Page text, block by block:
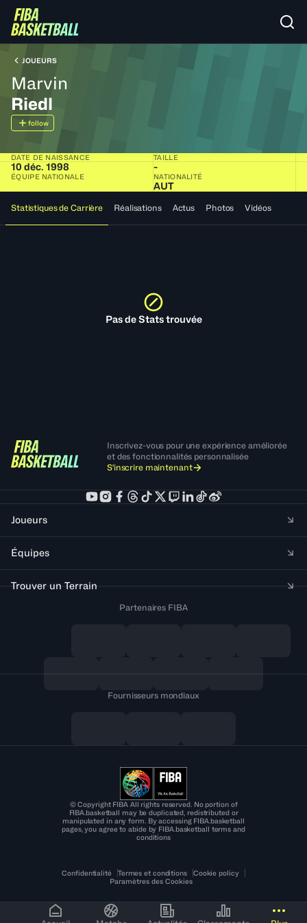
JOUEURS
Marvin
Riedl
follow
DATE DE NAISSANCE
10 déc. 1998
TAILLE
-
ÉQUIPE NATIONALE NATIONALITÉ
AUT
Statistiques de Carrière Réalisations Actus Photos Vidéos
Pas de Stats trouvée
Inscrivez-vous pour une expérience améliorée
et des fonctionnalités personnalisée
S'inscrire maintenant
Joueurs
Équipes
Trouver un Terrain
Partenaires FIBA
Fournisseurs mondiaux
© Copyright FIBA All rights reserved. No portion of
FIBA.basketball may be duplicated, redistributed or
manipulated in any form. By accessing FIBA.basketball
pages, you agree to abide by FIBA.basketball terms and
conditions
Confidentialité Termes et conditions
Cookie policy
Paramètres des Cookies